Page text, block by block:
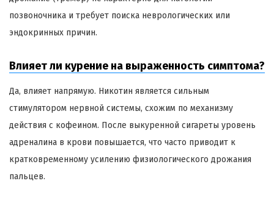
позвоночника и требует поиска неврологических или
эндокринных причин.
Влияет ли курение на выраженность симптома?
Да, влияет напрямую. Никотин является сильным
стимулятором нервной системы, схожим по механизму
действия с кофеином. После выкуренной сигареты уровень
адреналина в крови повышается, что часто приводит к
кратковременному усилению физиологического дрожания
пальцев.